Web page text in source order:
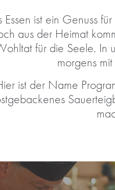
Essen ist ein Genuss
aus der Heimat
für die Seele. In
morgens
ist der Name